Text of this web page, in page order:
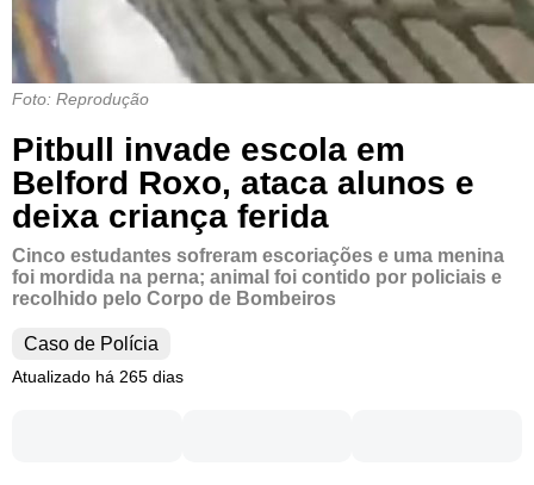
Foto: Reprodução
Pitbull invade escola em
Belford Roxo, ataca alunos e
deixa criança ferida
Cinco estudantes sofreram escoriações e uma menina
foi mordida na perna; animal foi contido por policiais e
recolhido pelo Corpo de Bombeiros
Caso de Polícia
Atualizado há 265 dias